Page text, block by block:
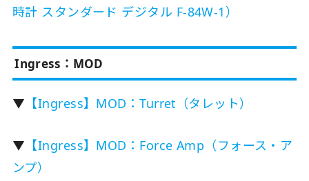
時計 スタンダード デジタル F-84W-1）
Ingress：MOD
▼ 【Ingress】MOD：Turret（タレット）
▼ 【Ingress】MOD：Force Amp（フォース・ア
ンプ）